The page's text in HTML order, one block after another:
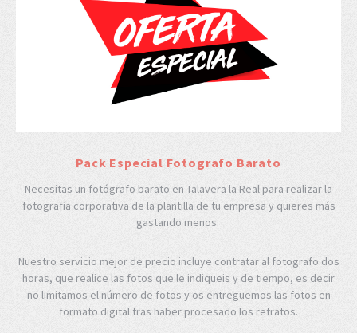
Pack Especial Fotografo Barato
Necesitas un fotógrafo barato en Talavera la Real para realizar la
fotografía corporativa de la plantilla de tu empresa y quieres más
gastando menos.
Nuestro servicio mejor de precio incluye contratar al fotografo dos
horas, que realice las fotos que le indiqueis y de tiempo, es decir
no limitamos el número de fotos y os entreguemos las fotos en
formato digital tras haber procesado los retratos.